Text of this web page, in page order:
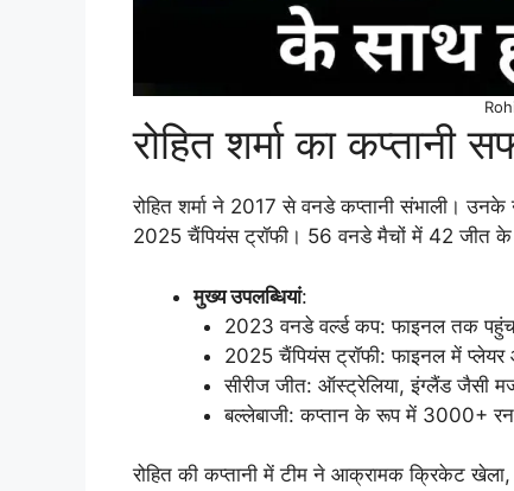
रोहित शर्मा का
रोहित शर्मा ने 2017 से वनडे कप्तानी संभाली।
2025 चैंपियंस ट्रॉफी। 56 वनडे मैचों में 42 जीत
मुख्य उपलब्धियां:
2023 वनडे वर्ल्ड कप: फाइनल तक
2025 चैंपियंस ट्रॉफी: फाइनल में
सीरीज जीत: ऑस्ट्रेलिया, इंग्लैंड जैसी
बल्लेबाजी: कप्तान के रूप में 3000+
रोहित की कप्तानी में टीम ने आक्रामक क्रिकेट